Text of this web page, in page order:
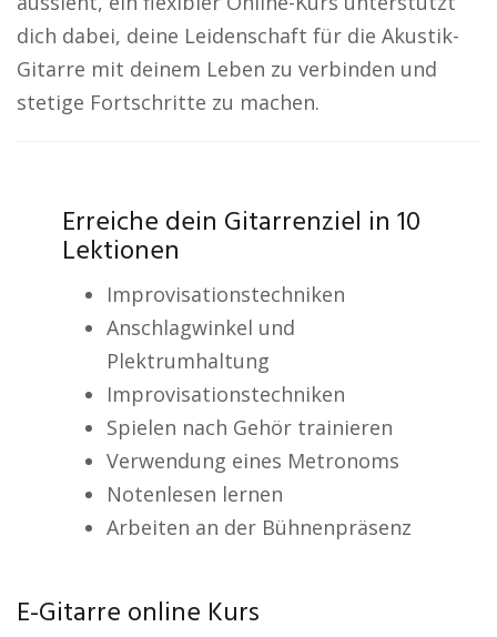
dich dabei, deine Leidenschaft für die Akustik-
Gitarre mit deinem Leben zu verbinden und
stetige Fortschritte zu machen.
Erreiche dein Gitarrenziel in 10
Lektionen
Improvisationstechniken
Anschlagwinkel und
Plektrumhaltung
Improvisationstechniken
Spielen nach Gehör trainieren
Verwendung eines Metronoms
Notenlesen lernen
Arbeiten an der Bühnenpräsenz
E-Gitarre online Kurs